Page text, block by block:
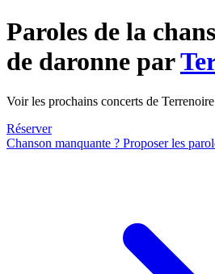
Paroles de la
de daronne par
Voir les prochains concerts de Terrenoire
Réserver
Chanson manquante ? Proposer les